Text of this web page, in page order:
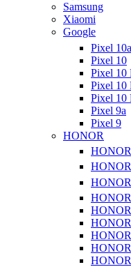
Samsung
Xiaomi
Google
Pixel 10a
Pixel 10
Pixel 10
Pixel 10
Pixel 10
Pixel 9a
Pixel 9
HONOR